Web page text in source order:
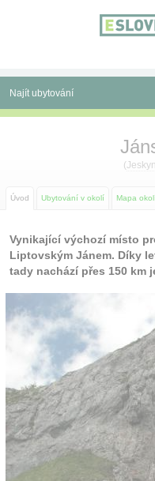
Najít ubytování
Autobusové zájezdy
Před cestou
Atrakce
(
Úvod Ubytování v okolí Mapa
Vynikající výchozí místo
Liptovským Jánem. Díky
tady nachází přes 150 km